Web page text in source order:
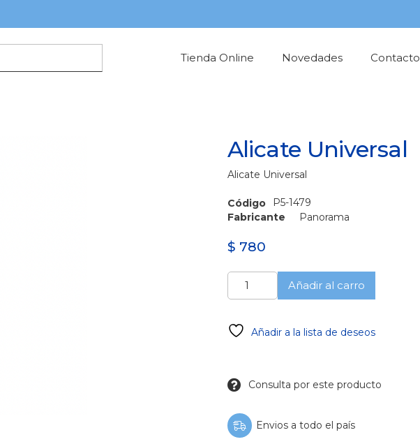
Tienda Online Novedades Contacto
Alicate Universal
Alicate Universal
Código
P5-1479
Fabricante
Panorama
$ 780
Alicate
Universal
Añadir al carro
Añadir a la lista de deseos
Consulta por este producto
Envios a todo el país